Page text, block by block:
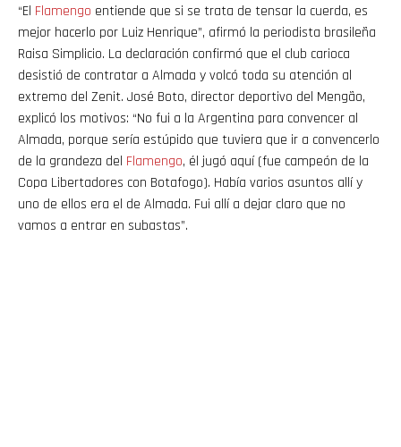
“El Flamengo entiende que si se trata de tensar la cuerda, es
mejor hacerlo por Luiz Henrique”, afirmó la periodista brasileña
Raisa Simplicio. La declaración confirmó que el club carioca
desistió de contratar a Almada y volcó toda su atención al
extremo del Zenit. José Boto, director deportivo del Mengão,
explicó los motivos: “No fui a la Argentina para convencer al
Almada, porque sería estúpido que tuviera que ir a convencerlo
de la grandeza del Flamengo, él jugó aquí (fue campeón de la
Copa Libertadores con Botafogo). Había varios asuntos allí y
uno de ellos era el de Almada. Fui allí a dejar claro que no
vamos a entrar en subastas”.